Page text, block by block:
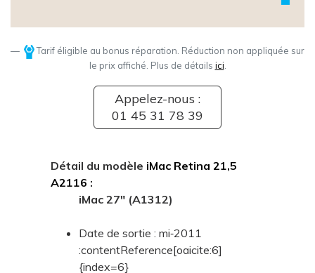
Tarif éligible au bonus réparation. Réduction non appliquée sur
le prix affiché. Plus de détails ici
Appelez-nous :
01 45 31 78 39
Détail du modèle iMac Retina 21,5
A2116 :
iMac 27" (A1312)
Date de sortie : mi‑2011
:contentReference[oaicite:6]
{index=6}